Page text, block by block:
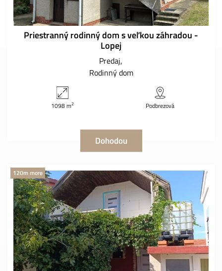
Priestranný rodinný dom s veľkou záhradou -
Lopej
Predaj
Rodinný dom
1098 m2 Podbrezová
Dohodou
120m more